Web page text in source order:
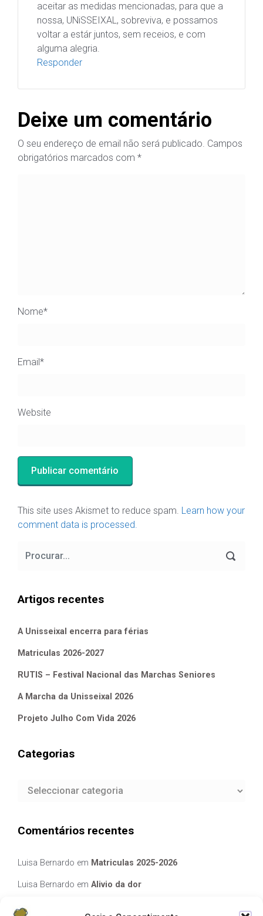
aceitar as medidas mencionadas, para que a
nossa, UNiSSEIXAL, sobreviva, e possamos
voltar a estár juntos, sem receios, e com
alguma alegria.
Responder
Deixe um comentário
O seu endereço de email não será publicado. Campos
obrigatórios marcados com *
Nome*
Email*
Website
This site uses Akismet to reduce spam. Learn how your
comment data is processed.
Artigos recentes
A Unisseixal encerra para férias
Matriculas 2026-2027
RUTIS – Festival Nacional das Marchas Seniores
A Marcha da Unisseixal 2026
Projeto Julho Com Vida 2026
Categorias
Categorias
Comentários recentes
Luisa Bernardo em Matriculas 2025-2026
Luisa Bernardo em Alivio da dor
Manuela Silva